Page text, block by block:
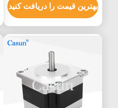
CNC
بهترین قیمت را دریافت کنید